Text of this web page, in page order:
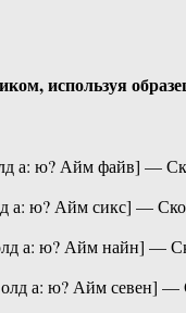
используя
а: ю? Айм файв] —
а: ю? Айм сикс] —
а: ю? Айм найн] —
а: ю? Айм севен] —